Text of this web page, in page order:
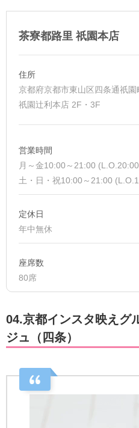
茶寮都路里 祇園本店
住所
京都府京都市東山区四条通祇
祇園辻利本店 2F・3F
営業時間
月～金10:00～21:00
土・日・祝10:00～21:00
定休日
年中無休
座席数
80席
04.京都インスタ映えグ
ジュ（四条）